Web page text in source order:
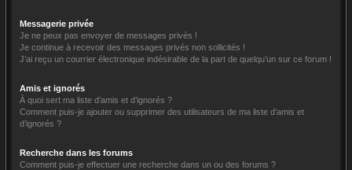
Messagerie privée
Je ne peux pas envoyer de messages privés !
Je continue à recevoir des messages privés non sollicités !
J’ai reçu un courrier électronique indésirable de la part de quelqu’un sur ce forum !
Amis et ignorés
À quoi sert ma liste d’amis et d’ignorés ?
Comment puis-je ajouter ou supprimer des utilisateurs de ma liste d’amis et
d’ignorés ?
Recherche dans les forums
Comment puis-je effectuer une recherche dans un ou des forums ?